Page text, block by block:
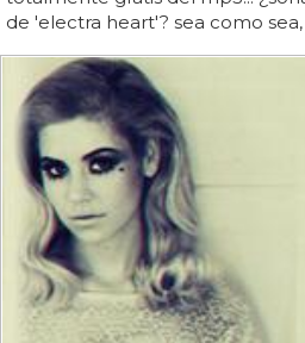
de 'electra heart'? sea como sea,